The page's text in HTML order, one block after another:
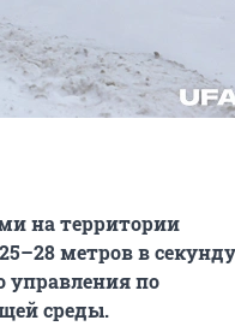
на территории
метров в
управления по
среды.